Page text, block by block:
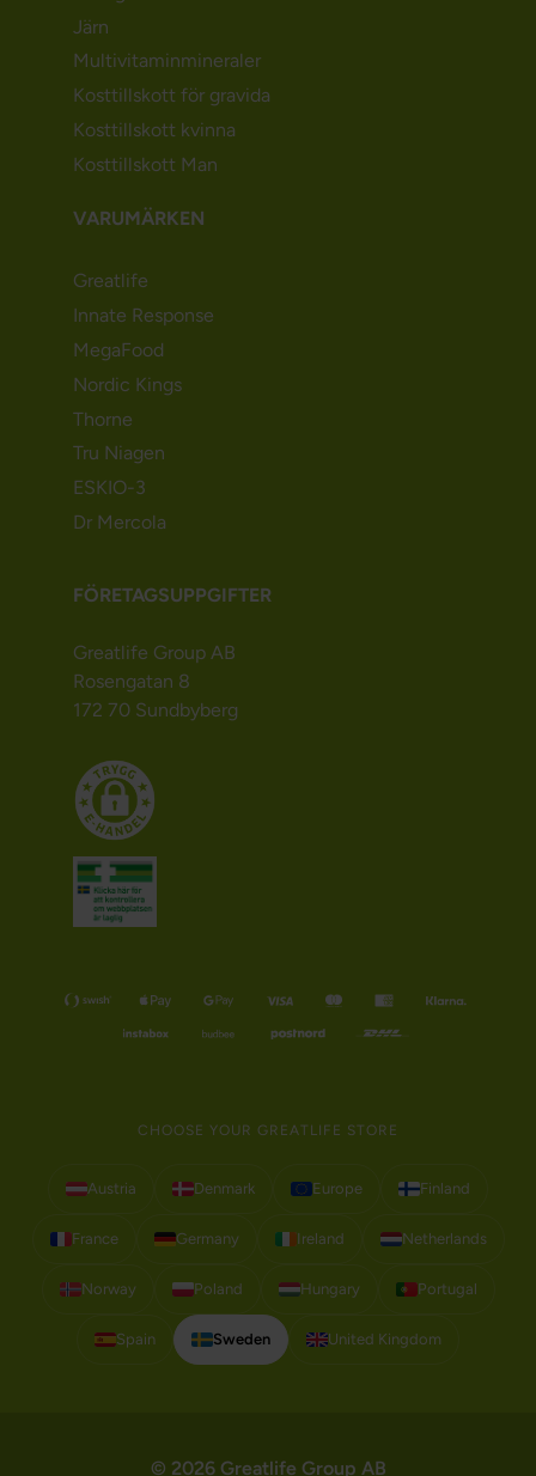
Järn
Multivitaminmineraler
Kosttillskott för gravida
Kosttillskott kvinna
Kosttillskott Man
VARUMÄRKEN
Greatlife
Innate Response
MegaFood
Nordic Kings
Thorne
Tru Niagen
ESKIO-3
Dr Mercola
FÖRETAGSUPPGIFTER
Greatlife Group AB
Rosengatan 8
172 70 Sundbyberg
CHOOSE YOUR GREATLIFE STORE
Austria Denmark Europe Finland
France Germany Ireland Netherlands
Norway Poland Hungary Portugal
Spain Sweden United Kingdom
© 2026 Greatlife Group AB